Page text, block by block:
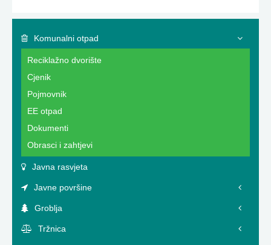
Komunalni otpad
Reciklažno dvorište
Cjenik
Pojmovnik
EE otpad
Dokumenti
Obrasci i zahtjevi
Javna rasvjeta
Javne površine
Groblja
Tržnica